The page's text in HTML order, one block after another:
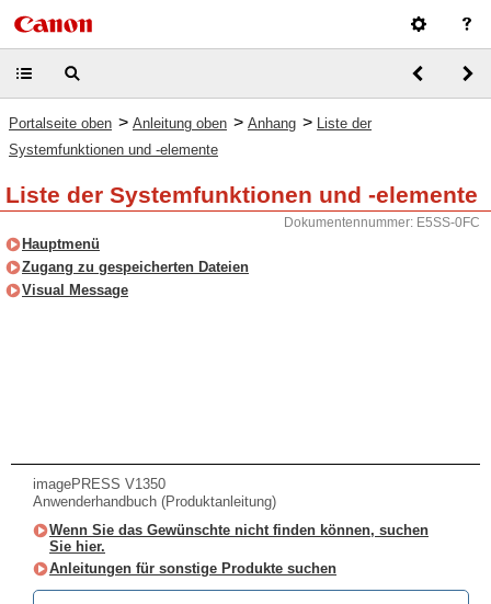
Portalseite oben > Anleitung oben > Anhang > Liste der
Systemfunktionen und -elemente
Liste der Systemfunktionen und -elemente
Dokumentennummer: E5SS-0FC
Hauptmenü
Zugang zu gespeicherten Dateien
Visual Message
imagePRESS V1350
Anwenderhandbuch (Produktanleitung)
Wenn Sie das Gewünschte nicht finden können, suchen
Sie hier.
Anleitungen für sonstige Produkte suchen